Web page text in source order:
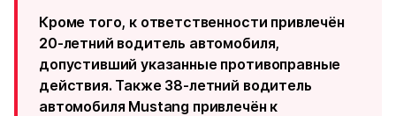
Кроме того, к ответственности привлечён
20-летний водитель автомобиля,
допустивший указанные противоправные
действия. Также 38-летний водитель
автомобиля Mustang привлечён к